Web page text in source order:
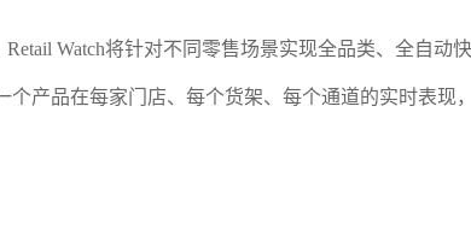
Watch将针对不同零售场景实现全品类、全自
个产品在每家门店、每个货架、每个通道的实时表